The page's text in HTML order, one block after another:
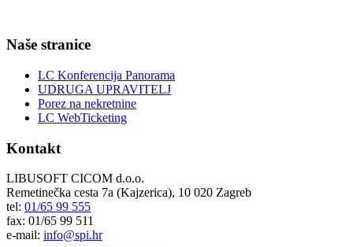
Naše stranice
LC Konferencija Panorama
UDRUGA UPRAVITELJ
Porez na nekretnine
LC WebTicketing
Kontakt
LIBUSOFT CICOM d.o.o.
Remetinečka cesta 7a (Kajzerica), 10 020 Zagreb
tel: 01/65 99 555
fax: 01/65 99 511
e-mail: info@spi.hr